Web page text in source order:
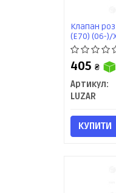
Клапан
(E70) (06-)/
405 ₴
Артикул:
LUZAR
КУПИТИ